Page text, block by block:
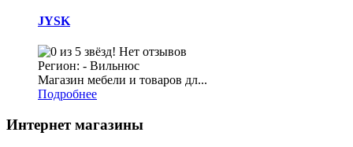
JYSK
Нет отзывов
Регион: - Вильнюс
Магазин мебели и товаров дл...
Подробнее
Интернет магазины